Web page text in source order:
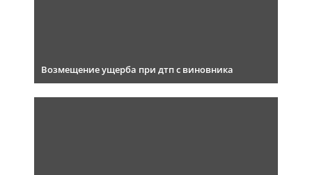
Возмещение ущерба при дтп с виновника